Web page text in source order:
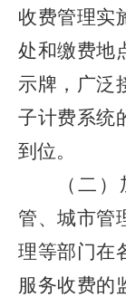
收费管理实
处和缴费地
示牌，广泛
子计费系统
到位。
（二
管、城市管
理等部门在
服务收费的